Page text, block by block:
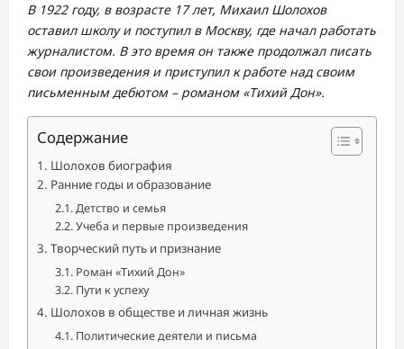
В 1922 году, в возрасте 17 лет, Михаил Шолохов
оставил школу и поступил в Москву, где начал работать
журналистом. В это время он также продолжал писать
свои произведения и приступил к работе над своим
письменным дебютом – романом «Тихий Дон».
Содержание
Шолохов биография
Ранние годы и образование
Детство и семья
Учеба и первые произведения
Творческий путь и признание
Роман «Тихий Дон»
Пути к успеху
Шолохов в обществе и личная жизнь
Политические деятели и письма